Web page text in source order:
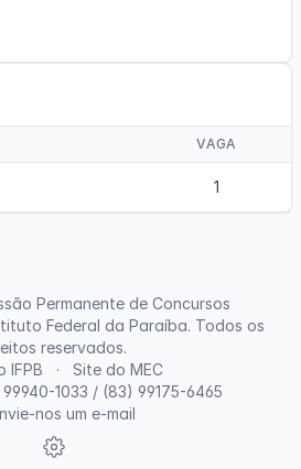
VAGA
1
IFPB
Site do MEC
1033 / (83) 99175-6465
nos um e-mail
Permanente de Concursos
Federal da Paraíba. Todos os
reservados.